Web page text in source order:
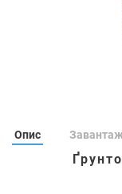
Опис